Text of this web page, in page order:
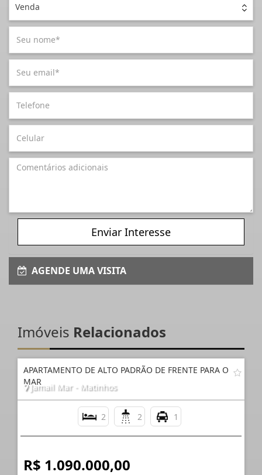
Venda
Enviar Interesse
AGENDE UMA VISITA
Imóveis Relacionados
APARTAMENTO DE ALTO PADRÃO DE FRENTE PARA O
MAR
Jamail Mar - Matinhos
2 2 1
R$ 1.090.000,00